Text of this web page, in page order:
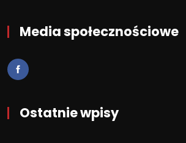
Media społecznościowe
Ostatnie wpisy